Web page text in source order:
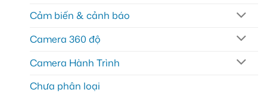
Cảm biến & cảnh báo
Camera 360 độ
Camera Hành Trình
Chưa phân loại